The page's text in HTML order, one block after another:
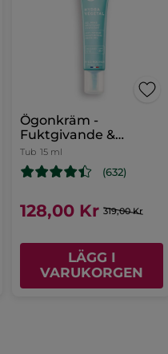
Ögonkräm -
Fuktgivande &
Uppfriskande
Tub 15 ml
(632)
128,00 Kr 319,00 Kr
LÄGG I
VARUKORGEN